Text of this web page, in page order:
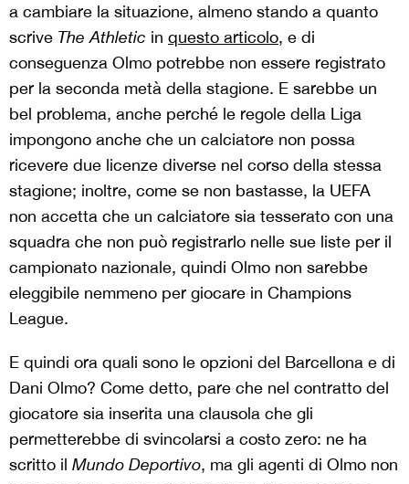
a cambiare la situazione, almeno stando a quanto
scrive The Athletic in questo articolo, e di
conseguenza Olmo potrebbe non essere registrato
per la seconda metà della stagione. E sarebbe un
bel problema, anche perché le regole della Liga
impongono anche che un calciatore non possa
ricevere due licenze diverse nel corso della stessa
stagione; inoltre, come se non bastasse, la UEFA
non accetta che un calciatore sia tesserato con una
squadra che non può registrarlo nelle sue liste per il
campionato nazionale, quindi Olmo non sarebbe
eleggibile nemmeno per giocare in Champions
League.
E quindi ora quali sono le opzioni del Barcellona e di
Dani Olmo? Come detto, pare che nel contratto del
giocatore sia inserita una clausola che gli
permetterebbe di svincolarsi a costo zero: ne ha
scritto il Mundo Deportivo, ma gli agenti di Olmo non